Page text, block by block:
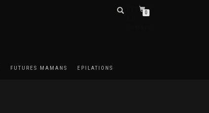
DÉTAILS
0
FUTURES MAMANS EPILATIONS